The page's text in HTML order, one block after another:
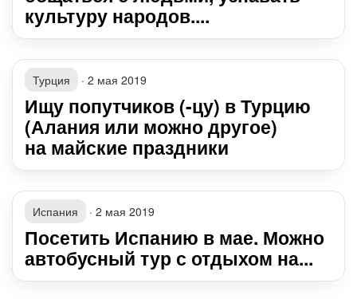
культуру народов....
Турция · 2 мая 2019
Ищу попутчиков (-цу) в Турцию
(Алания или можно другое)
на майские праздники
Испания · 2 мая 2019
Посетить Испанию в мае. Можно
автобусный тур с отдыхом на...